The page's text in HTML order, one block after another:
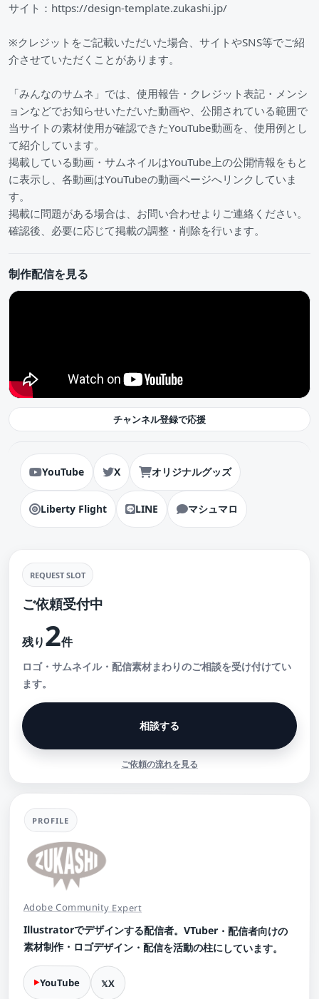
サイト：https://design-template.zukashi.jp/
※クレジットをご記載いただいた場合、サイトやSNS等でご紹
介させていただくことがあります。
「みんなのサムネ」では、使用報告・クレジット表記・メンシ
ョンなどでお知らせいただいた動画や、公開されている範囲で
当サイトの素材使用が確認できたYouTube動画を、使用例とし
て紹介しています。
掲載している動画・サムネイルはYouTube上の公開情報をもと
に表示し、各動画はYouTubeの動画ページへリンクしていま
す。
掲載に問題がある場合は、お問い合わせよりご連絡ください。
確認後、必要に応じて掲載の調整・削除を行います。
制作配信を見る
チャンネル登録で応援
YouTube X オリジナルグッズ
Liberty Flight LINE マシュマロ
REQUEST SLOT
ご依頼受付中
残り2件
ロゴ・サムネイル・配信素材まわりのご相談を受け付けてい
ます。
相談する
ご依頼の流れを見る
PROFILE
Adobe Community Expert
Illustratorでデザインする配信者。VTuber・配信者向けの
素材制作・ロゴデザイン・配信を活動の柱にしています。
YouTube X